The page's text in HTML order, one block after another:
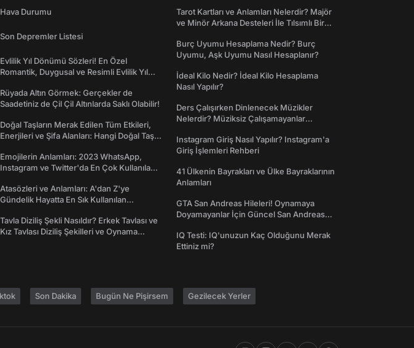
Hava Durumu
Son Depremler Listesi
Evlilik Yıl Dönümü Sözleri! En Özel
Romantik, Duygusal ve Resimli Evlilik Yıl
Rüyada Altın Görmek: Gerçekler de
Saadetiniz de Çil Çil Altınlarda Saklı Olabilir!
Doğal Taşların Merak Edilen Tüm Etkileri,
Enerjileri ve Şifa Alanları: Hangi Doğal Taş
Emojilerin Anlamları: 2023 WhatsApp,
Instagram ve Twitter'da En Çok Kullanılan
Atasözleri ve Anlamları: A'dan Z'ye
Gündelik Hayatta En Sık Kullanılan
Tavla Diziliş Şekli Nasıldır? Erkek Tavlası ve
Kız Tavlası Diziliş Şekilleri ve Oynama
Tarot Kartları ve Anlamları Nelerdir? Majör
ve Minör Arkana Desteleri İle Tılsımlı Bir
Burç Uyumu Hesaplama Nedir? Burç
Uyumu, Aşk Uyumu Nasıl Hesaplanır?
İdeal Kilo Nedir? İdeal Kilo Hesaplama
Nasıl Yapılır?
Ders Çalışırken Dinlenecek Müzikler
Nelerdir? Müziksiz Çalışamayanlar
Instagram Giriş Nasıl Yapılır? Instagram'a
Giriş İşlemleri Rehberi
41 Ülkenin Bayrakları ve Ülke Bayraklarının
Anlamları
GTA San Andreas Hileleri! Oynamaya
Doyamayanlar İçin Güncel San Andreas
IQ Testi: IQ'unuzun Kaç Olduğunu Merak
Ettiniz mi?
Son Dakika Bugün Ne Pişirsem Gezilecek Yerler